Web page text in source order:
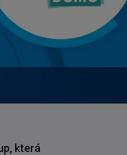
která